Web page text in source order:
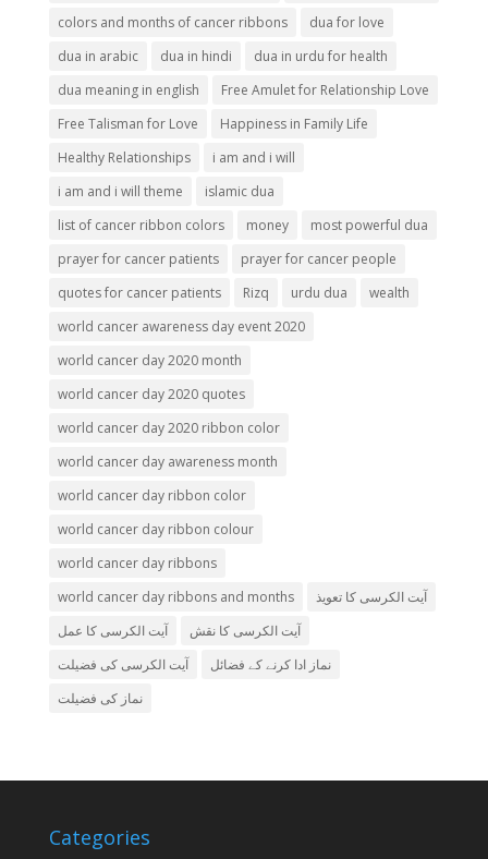
colors and months of cancer ribbons
dua for love
dua in arabic
dua in hindi
dua in urdu for health
dua meaning in english
Free Amulet for Relationship Love
Free Talisman for Love
Happiness in Family Life
Healthy Relationships
i am and i will
i am and i will theme
islamic dua
list of cancer ribbon colors
money
most powerful dua
prayer for cancer patients
prayer for cancer people
quotes for cancer patients
Rizq urdu dua
wealth
world cancer awareness day event 2020
world cancer day 2020 month
world cancer day 2020 quotes
world cancer day 2020 ribbon color
world cancer day awareness month
world cancer day ribbon color
world cancer day ribbon colour
world cancer day ribbons
world cancer day ribbons and months
آیت الکرسی کا تعویذ
آیت الکرسی کا عمل
آیت الکرسی کا نقش
آیت الکرسی کی فضیلت
نماز ادا کرنے کے فضائل
نماز کی فضیلت
Categories